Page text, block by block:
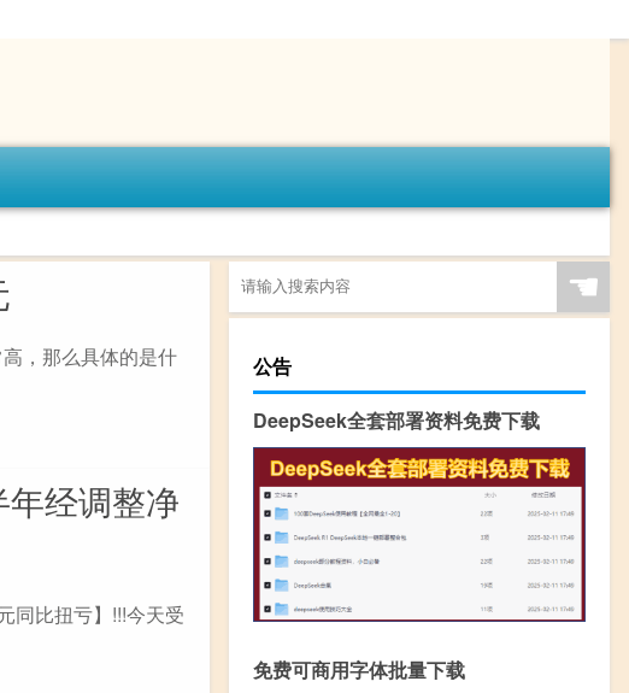
，那么具体的是什
经调整净
同比扭亏】!!!今天受
☚
公告
DeepSeek全套部署资料免费下载
免费可商用字体批量下载